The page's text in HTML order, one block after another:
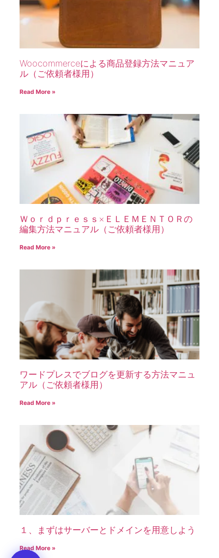
Woocommerceによる商品登録方法マニュア
ル（ご依頼者様用）
Read More »
Ｗｏｒｄｐｒｅｓｓ×ＥＬＥＭＥＮＴＯＲの
編集方法マニュアル（ご依頼者様用）
Read More »
ワードプレスでブログを更新する方法マニュ
アル（ご依頼者様用）
Read More »
１、まずはサーバーとドメインを用意しよう
Read More »